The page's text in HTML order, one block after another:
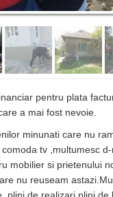
pentru plata
a mai fost nevoie.
minunati care nu
tv ,multumesc
mobilier si prietenului
nu reuseam